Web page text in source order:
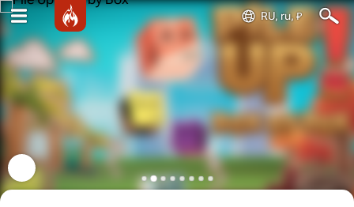
RU, ru, ₽